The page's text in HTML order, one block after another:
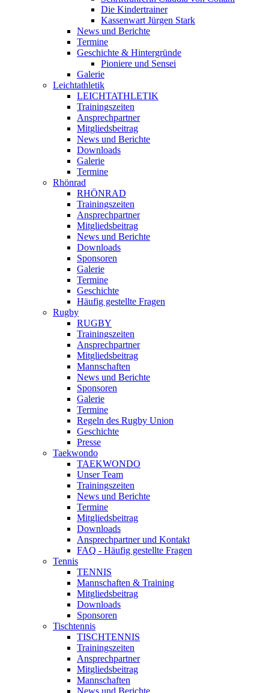
Die Kindertrainer
Kassenwart Jürgen Stark
News und Berichte
Termine
Geschichte & Hintergründe
Pioniere und Sensei
Galerie
Leichtathletik
LEICHTATHLETIK
Trainingszeiten
Ansprechpartner
Mitgliedsbeitrag
News und Berichte
Downloads
Galerie
Termine
Rhönrad
RHÖNRAD
Trainingszeiten
Ansprechpartner
Mitgliedsbeitrag
News und Berichte
Downloads
Sponsoren
Galerie
Termine
Geschichte
Häufig gestellte Fragen
Rugby
RUGBY
Trainingszeiten
Ansprechpartner
Mitgliedsbeitrag
Mannschaften
News und Berichte
Sponsoren
Galerie
Termine
Regeln des Rugby Union
Geschichte
Presse
Taekwondo
TAEKWONDO
Unser Team
Trainingszeiten
News und Berichte
Termine
Mitgliedsbeitrag
Downloads
Ansprechpartner und Kontakt
FAQ - Häufig gestellte Fragen
Tennis
TENNIS
Mannschaften & Training
Mitgliedsbeitrag
Downloads
Sponsoren
Tischtennis
TISCHTENNIS
Trainingszeiten
Ansprechpartner
Mitgliedsbeitrag
Mannschaften
News und Berichte